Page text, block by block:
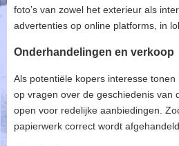
foto’s van zowel het exterieur als
advertenties op online platforms, in
Onderhandelingen en verkoop
Als potentiële kopers interesse
op vragen over de geschiedenis van
open voor redelijke aanbiedingen.
papierwerk correct wordt